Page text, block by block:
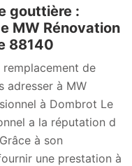
gouttière :
MW Rénovation
88140
de
adresser à MW
à Dombrot Le
a la réputation d
à son
une prestation à